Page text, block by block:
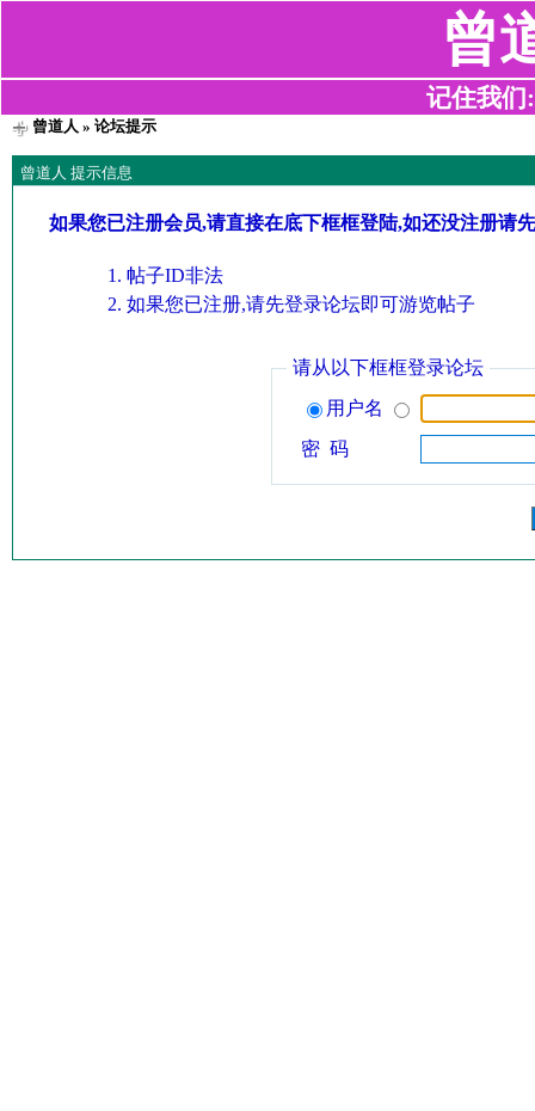
曾
记住我们
曾道人 » 论坛提示
曾道人 提示信息
如果您已注册会员,请直接在底下框框登陆,如还没注册请
帖子ID非法
如果您已注册,请先登录论坛即可游览帖子
请从以下框框登录论坛
用户名
密 码